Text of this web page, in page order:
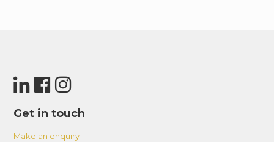
Get in touch
Make an enquiry